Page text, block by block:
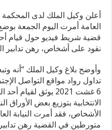
أعلن وكيل الملك لدى المحكمة
العامة أمرت اليوم الجمعة
قضية شريط فيديو حول قيام
نقود على أشخاص، رهن تدابير
وأوضح بلاغ وكيل الملك “أنه
تداول رواد مواقع التواصل
6 غشت 2021 يوثق
الانتخابية بتوزيع بعض
الأشخاص، فقد أمرت النيابة
متورطين في القضية رهن